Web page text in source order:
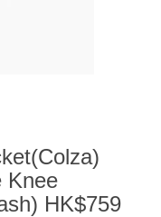
Knee
HK$759